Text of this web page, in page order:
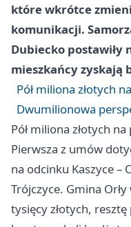
które wkrótce
komunikacji.
Dubiecko postawiły
mieszkańcy zyskają
Pół miliona złotych
Dwumilionowa
Pół miliona złotych
Pierwsza z umów
na odcinku Kaszyce –
Trójczyce. Gmina
tysięcy złotych,